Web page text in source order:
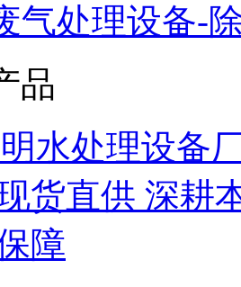
气处理设备-
品